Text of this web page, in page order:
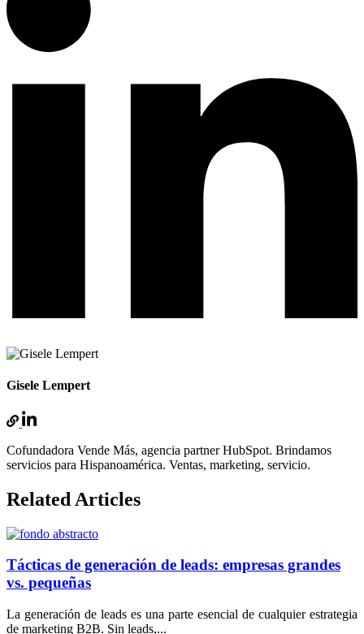
Gisele Lempert
Cofundadora Vende Más, agencia partner HubSpot. Brindamos
servicios para Hispanoamérica. Ventas, marketing, servicio.
Related Articles
Tácticas de generación de leads: empresas grandes
vs. pequeñas
La generación de leads es una parte esencial de cualquier estrategia
de marketing B2B. Sin leads,...